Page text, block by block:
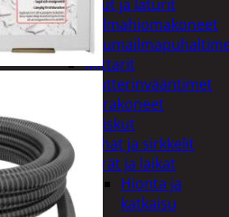
Akut ja laturit
Kulmahiomakoneet
Mittarit
Mutterinvääntimet
Porakoneet
Ruiskut
Sahat ja sirkkelit
Terät ja laikat
Hionta ja
katkaisu